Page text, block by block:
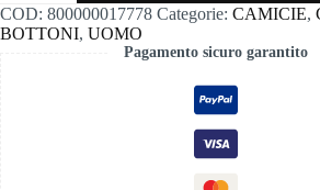
COD: 800000017778 Categorie: CAMICIE,
BOTTONI, UOMO
Pagamento sicuro garantito